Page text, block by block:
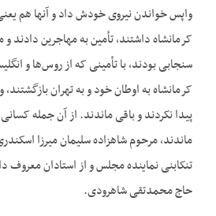
واپس خواندن نیروی خودش داد و آنها هم
کرمانشاه داشتند، تأمین به مهاجرین دادند
سنجابی بودند، با تأمینی که از روس‌‌ها و
کرمانشاه به اوطان خود و به تهران
پیدا نکردند و باقی ماندند. از آن جمله
ماندند، مرحوم شاهزاده سلیمان میرزا
تنکابنی نماینده مجلس و از استادان معروف
حاج محمدتقی شاهرودی.